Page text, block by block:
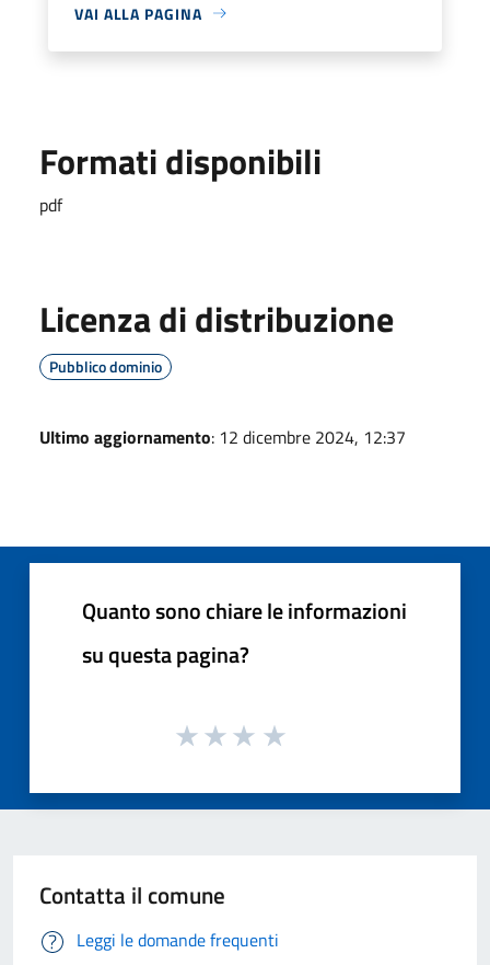
VAI ALLA PAGINA
Formati disponibili
pdf
Licenza di distribuzione
Pubblico dominio
Ultimo aggiornamento: 12 dicembre 2024, 12:37
Quanto sono chiare le informazioni
su questa pagina?
Contatta il comune
Leggi le domande frequenti